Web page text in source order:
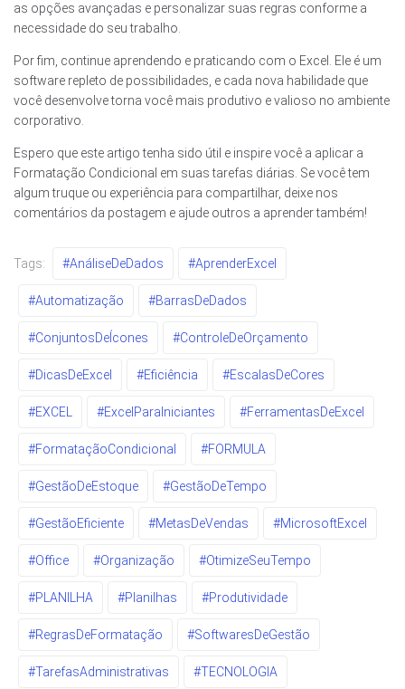
as opções avançadas e personalizar suas regras conforme a
necessidade do seu trabalho.
Por fim, continue aprendendo e praticando com o Excel. Ele é um
software repleto de possibilidades, e cada nova habilidade que
você desenvolve torna você mais produtivo e valioso no ambiente
corporativo.
Espero que este artigo tenha sido útil e inspire você a aplicar a
Formatação Condicional em suas tarefas diárias. Se você tem
algum truque ou experiência para compartilhar, deixe nos
comentários da postagem e ajude outros a aprender também!
Tags: #AnáliseDeDados #AprenderExcel
#Automatização #BarrasDeDados
#ConjuntosDeÍcones #ControleDeOrçamento
#DicasDeExcel #Eficiência #EscalasDeCores
#EXCEL #ExcelParaIniciantes #FerramentasDeExcel
#FormataçãoCondicional #FORMULA
#GestãoDeEstoque #GestãoDeTempo
#GestãoEficiente #MetasDeVendas #MicrosoftExcel
#Office #Organização #OtimizeSeuTempo
#PLANILHA #Planilhas #Produtividade
#RegrasDeFormatação #SoftwaresDeGestão
#TarefasAdministrativas #TECNOLOGIA